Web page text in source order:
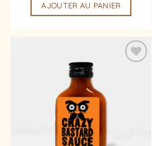
AJOUTER AU PANIER